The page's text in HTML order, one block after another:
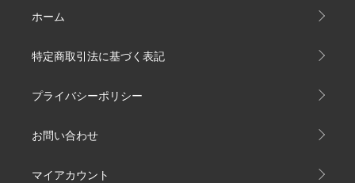
ホーム
特定商取引法に基づく表記
プライバシーポリシー
お問い合わせ
マイアカウント